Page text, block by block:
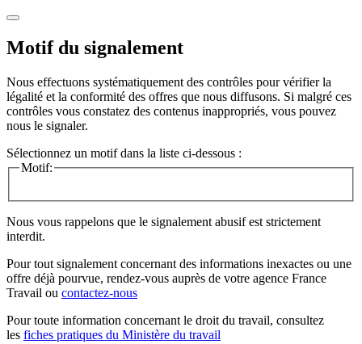
Motif du signalement
Nous effectuons systématiquement des contrôles pour vérifier la
légalité et la conformité des offres que nous diffusons. Si malgré ces
contrôles vous constatez des contenus inappropriés, vous pouvez
nous le signaler.
Sélectionnez un motif dans la liste ci-dessous :
Motif:
Nous vous rappelons que le signalement abusif est strictement
interdit.
Pour tout signalement concernant des informations inexactes ou une
offre déjà pourvue, rendez-vous auprès de votre agence France
Travail ou contactez-nous
Pour toute information concernant le droit du travail, consultez
les fiches pratiques du Ministère du travail